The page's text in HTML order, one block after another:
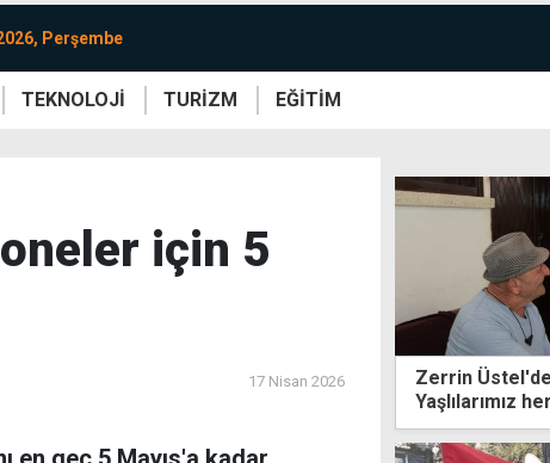
Perşembe
TEKNOLOJİ TURİZM EĞİTİM
için 5
17 Nisan 2026
Zerrin
Yaşlılarımız